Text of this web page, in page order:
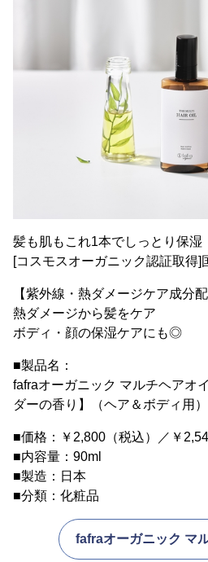
髪も肌もこれ1本でしっとり保湿
[コスモスオーガニック認証取得]
【紫外線・熱ダメージケア成分
熱ダメージから髪をケア
ボディ・顔の保湿ケアにも◎
■製品名：
fafraオーガニック マルチヘアオ
ダーの香り】（ヘア＆ボディ用）
■価格：￥2,800（税込）／￥
■内容量：90ml
■製造：日本
■分類：化粧品
fafraオーガニック マ